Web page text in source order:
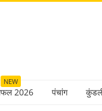
NEW
2026 पंचांग